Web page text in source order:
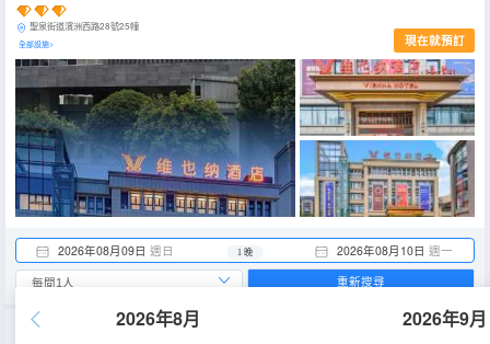
聖泉街道濱洲西路28號25幢
全部設施> 現在就預訂
2026年08月09日 週日 2026年08月10日 週一
1 晚
2026年8月 2026年9月
重新搜尋